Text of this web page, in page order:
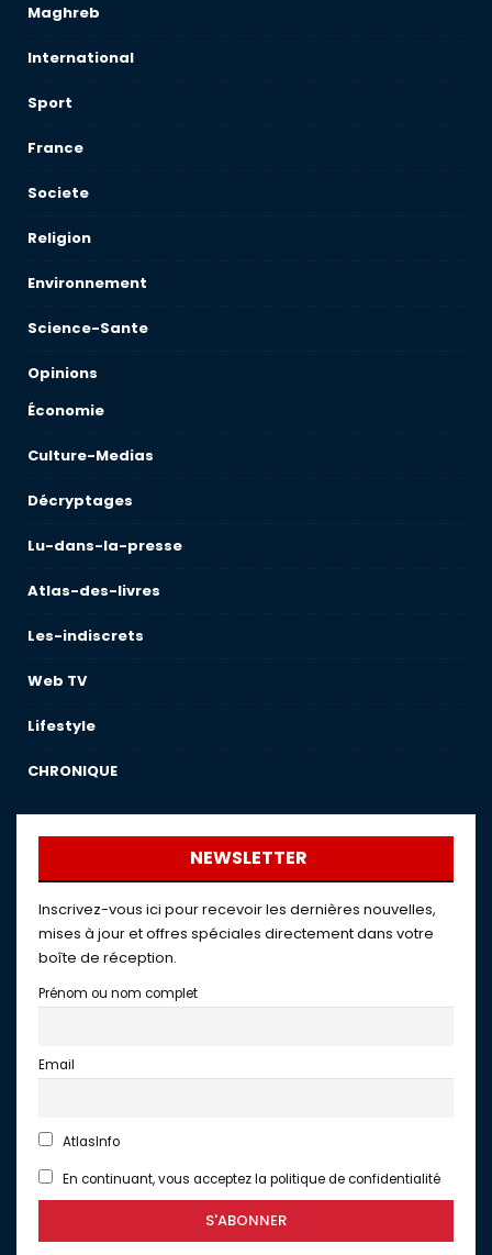
Maghreb
International
Sport
France
Societe
Religion
Environnement
Science-Sante
Opinions
Économie
Culture-Medias
Décryptages
Lu-dans-la-presse
Atlas-des-livres
Les-indiscrets
Web TV
Lifestyle
CHRONIQUE
NEWSLETTER
Inscrivez-vous ici pour recevoir les dernières nouvelles,
mises à jour et offres spéciales directement dans votre
boîte de réception.
Prénom ou nom complet
Email
AtlasInfo
En continuant, vous acceptez la politique de confidentialité